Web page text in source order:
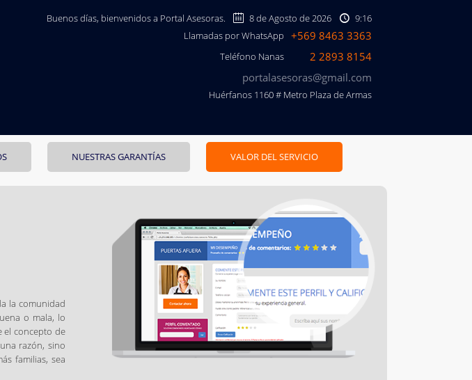
Buenos días, bienvenidos a Portal Asesoras. 8 de Agosto de 2026
9:16
Llamadas por WhatsApp
+569 8463 3363
Teléfono Nanas
2 2893 8154
portalasesoras@gmail.com
Huérfanos 1160 # Metro Plaza de Armas
NUESTRAS GARANTÍAS VALOR DEL SERVICIO
la comunidad
o mala, lo
el concepto de
razón, sino
familias, sea